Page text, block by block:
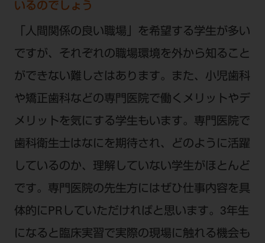
いるのでしょう
「人間関係の良い職場」を希望する学生が多い
ですが、それぞれの職場環境を外から知ること
ができない難しさはあります。また、小児歯科
や矯正歯科などの専門医院で働くメリットやデ
メリットを気にする学生もいます。専門医院で
歯科衛生士はなにを期待され、どのように活躍
しているのか、理解していない学生がほとんど
です。専門医院の先生方にはぜひ仕事内容を具
体的にPRしていただければと思います。3年生
になると臨床実習で実際の現場に触れる機会も